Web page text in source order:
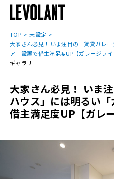
TOP
未設定
大家さん必見！ いま注目の「賃貸ガレ
ア」設置で借主満足度UP【ガレージライ
ギャラリー
大家さん必見！ いま
ハウス」には明るい
借主満足度UP【ガレ